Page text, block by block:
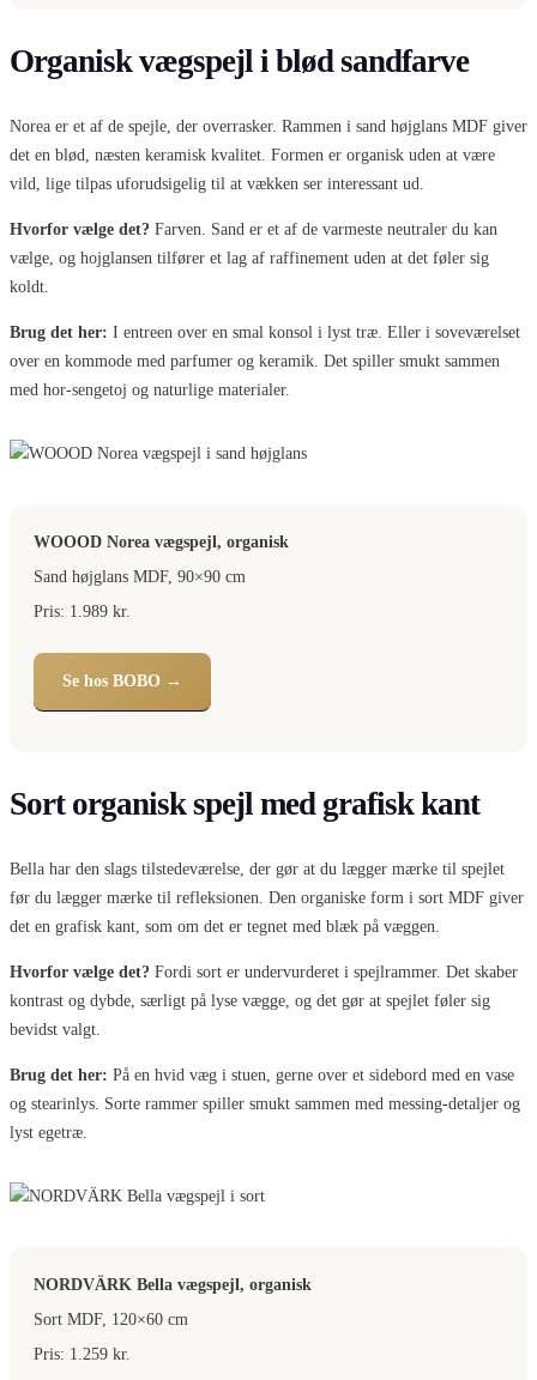
Organisk vægspejl i blød sandfarve
Norea er et af de spejle, der overrasker. Rammen i sand højglans MDF giver
det en blød, næsten keramisk kvalitet. Formen er organisk uden at være
vild, lige tilpas uforudsigelig til at vækken ser interessant ud.
Hvorfor vælge det? Farven. Sand er et af de varmeste neutraler du kan
vælge, og hojglansen tilfører et lag af raffinement uden at det føler sig
koldt.
Brug det her: I entreen over en smal konsol i lyst træ. Eller i soveværelset
over en kommode med parfumer og keramik. Det spiller smukt sammen
med hor-sengetoj og naturlige materialer.
WOOOD Norea vægspejl, organisk
Sand højglans MDF, 90×90 cm
Pris: 1.989 kr.
Se hos BOBO →
Sort organisk spejl med grafisk kant
Bella har den slags tilstedeværelse, der gør at du lægger mærke til spejlet
før du lægger mærke til refleksionen. Den organiske form i sort MDF giver
det en grafisk kant, som om det er tegnet med blæk på væggen.
Hvorfor vælge det? Fordi sort er undervurderet i spejlrammer. Det skaber
kontrast og dybde, særligt på lyse vægge, og det gør at spejlet føler sig
bevidst valgt.
Brug det her: På en hvid væg i stuen, gerne over et sidebord med en vase
og stearinlys. Sorte rammer spiller smukt sammen med messing-detaljer og
lyst egetræ.
NORDVÄRK Bella vægspejl, organisk
Sort MDF, 120×60 cm
Pris: 1.259 kr.